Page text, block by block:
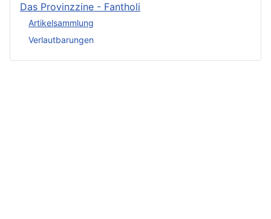
Das Provinzzine - Fantholi
Artikelsammlung
Verlautbarungen